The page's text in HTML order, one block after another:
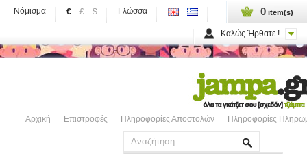
Νόμισμα € £ $ Γλώσσα 0 item(s)
Καλώς Ήρθατε !
Αρχική Επιστροφές Πληροφορίες Αποστολών Πληροφορίες